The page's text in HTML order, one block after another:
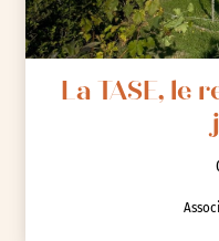
La TASE, le